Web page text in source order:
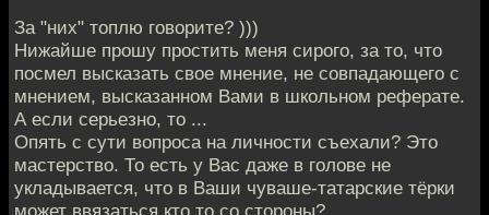
За "них" топлю говорите? )))
Нижайше прошу простить меня сирого, за то, что
посмел высказать свое мнение, не совпадающего с
мнением, высказанном Вами в школьном реферате.
А если серьезно, то ...
Опять с сути вопроса на личности съехали? Это
мастерство. То есть у Вас даже в голове не
укладывается, что в Ваши чуваше-татарские тёрки